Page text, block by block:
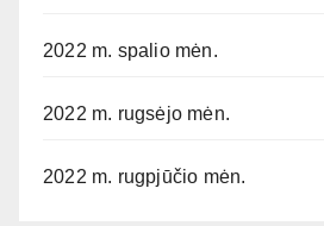
2022 m. spalio mėn.
2022 m. rugsėjo mėn.
2022 m. rugpjūčio mėn.